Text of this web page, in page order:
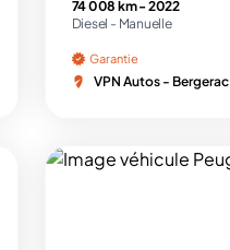
74 008 km -2022
Diesel - Manuelle
Garantie
VPN Autos - Bergerac